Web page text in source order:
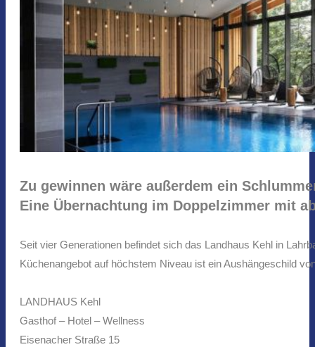
Zu gewinnen wäre außerdem ein
Eine Übernachtung im Doppelzimmer mit
Seit vier Generationen befindet sich das Landhaus Kehl in
Küchenangebot auf höchstem Niveau ist ein Aushängeschild
LANDHAUS Kehl
Gasthof – Hotel – Wellness
Eisenacher Straße 15